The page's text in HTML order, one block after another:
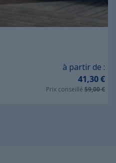
à partir de :
41,30 €
Prix conseillé 59,00 €